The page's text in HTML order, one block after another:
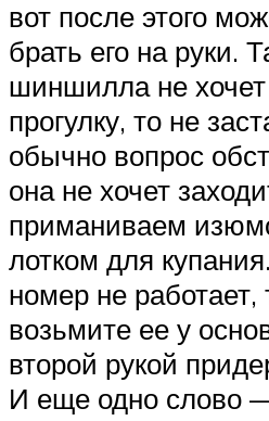
вот после этого
брать его на руки.
шиншилла не
прогулку, то не
обычно вопрос
она не хочет
приманиваем
лотком для
номер не работает,
возьмите ее у
второй рукой
И еще одно слово